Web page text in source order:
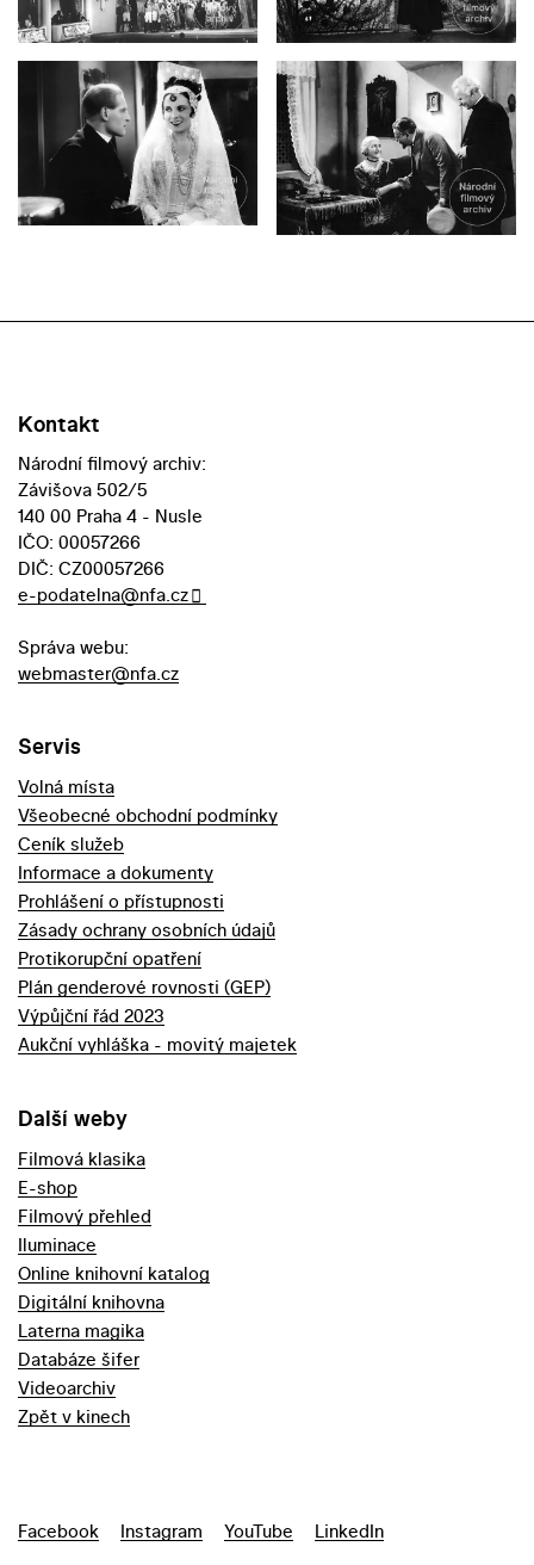
Kontakt
Národní filmový archiv:
Závišova 502/5
140 00 Praha 4 - Nusle
IČO: 00057266
DIČ: CZ00057266
e-podatelna@nfa.cz
Správa webu:
webmaster@nfa.cz
Servis
Volná místa
Všeobecné obchodní podmínky
Ceník služeb
Informace a dokumenty
Prohlášení o přístupnosti
Zásady ochrany osobních údajů
Protikorupční opatření
Plán genderové rovnosti (GEP)
Výpůjční řád 2023
Aukční vyhláška - movitý majetek
Další weby
Filmová klasika
E-shop
Filmový přehled
Iluminace
Online knihovní katalog
Digitální knihovna
Laterna magika
Databáze šifer
Videoarchiv
Zpět v kinech
Facebook Instagram YouTube LinkedIn